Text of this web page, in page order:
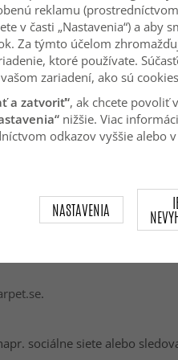
alebo reorganizácie
uvedených v týchto
(napr. účtovníctvo a
aktivity (napr. nákup
.
sociálne siete alebo
reklamu
v časti „Nastavenia“) a aby
Za týmto účelom
ktoré používate.
zariadení, ako sú
a zatvoriť“, ak chcete povoliť
nižšie. Viac
odkazov vyššie alebo v
NASTAVENIA